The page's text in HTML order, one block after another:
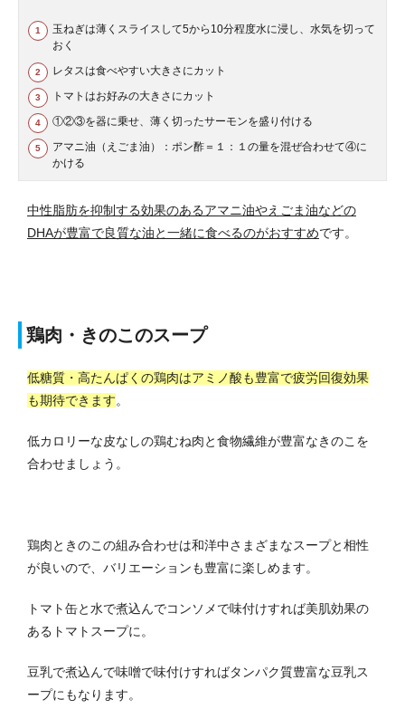
玉ねぎは薄くスライスして5から10分程度水に浸し、水気を切って
おく
レタスは食べやすい大きさにカット
トマトはお好みの大きさにカット
①②③を器に乗せ、薄く切ったサーモンを盛り付ける
アマニ油（えごま油）：ポン酢＝１：１の量を混ぜ合わせて④に
かける
中性脂肪を抑制する効果のあるアマニ油やえごま油などの
DHAが豊富で良質な油と一緒に食べるのがおすすめです。
鶏肉・きのこのスープ
低糖質・高たんぱくの鶏肉はアミノ酸も豊富で疲労回復効果
も期待できます。
低カロリーな皮なしの鶏むね肉と食物繊維が豊富なきのこを
合わせましょう。
鶏肉ときのこの組み合わせは和洋中さまざまなスープと相性
が良いので、バリエーションも豊富に楽しめます。
トマト缶と水で煮込んでコンソメで味付けすれば美肌効果の
あるトマトスープに。
豆乳で煮込んで味噌で味付けすればタンパク質豊富な豆乳ス
ープにもなります。